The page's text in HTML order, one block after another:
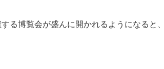
る博覧会が盛んに開かれるようになると、